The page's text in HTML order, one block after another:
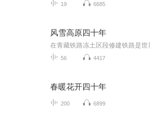
19 6685
风雪高原四十年
56 4417
春暖花开四十年
200 6899